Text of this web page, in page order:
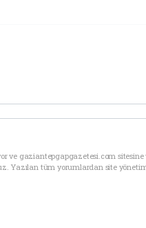
ve gaziantepgapgazetesi.com
Yazılan tüm yorumlardan site